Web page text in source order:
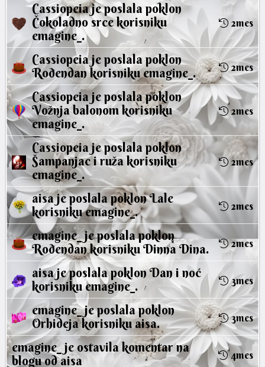
Cassiopeiaje poslala poklon
Čokoladno srcekorisniku
emagine_ .
2mes
Cassiopeiaje poslala poklon
Rođendankorisnikuemagine_. 2mes
Cassiopeiaje poslala poklon
Vožnja balonomkorisniku
emagine_ .
2mes
Cassiopeiaje poslala poklon
Šampanjac i ružakorisniku
emagine_.
2mes
aisaje poslala poklonLale
korisnikuemagine_. 2mes
emagine_je poslala poklon
RođendankorisnikuDinna Dina. 2mes
aisaje poslala poklonDan i noć
korisnikuemagine_ . 3mes
emagine_je poslala poklon
Orhidejakorisnikuaisa. 3mes
emagine_je ostavilakomentarna
blogu odaisa 4mes